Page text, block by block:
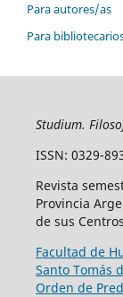
Para autores/as
Para
Studium.
ISSN: 0329-
Revista
Provincia
de sus
Facultad de
Santo Tomás
Orden de